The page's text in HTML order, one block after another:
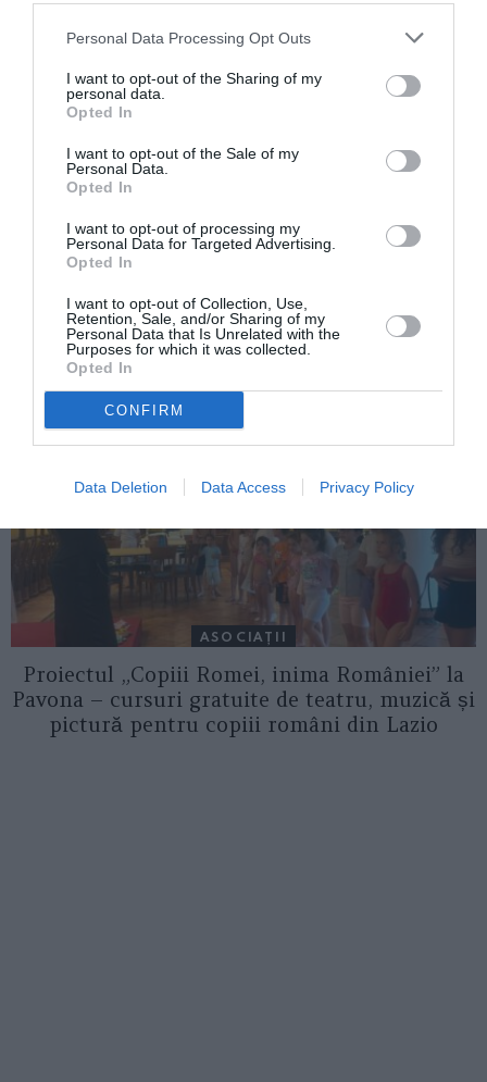
Personal Data Processing Opt Outs
I want to opt-out of the Sharing of my
personal data.
Opted In
I want to opt-out of the Sale of my
Personal Data.
Opted In
I want to opt-out of processing my
Personal Data for Targeted Advertising.
Opted In
I want to opt-out of Collection, Use,
Retention, Sale, and/or Sharing of my
Personal Data that Is Unrelated with the
Purposes for which it was collected.
Opted In
CONFIRM
Data Deletion Data Access Privacy Policy
Concursul Miss Badante 2026: informații
despre înscrieri și participare
ASOCIAŢII
Proiectul „Copiii Romei, inima României” la
Pavona – cursuri gratuite de teatru, muzică și
pictură pentru copiii români din Lazio